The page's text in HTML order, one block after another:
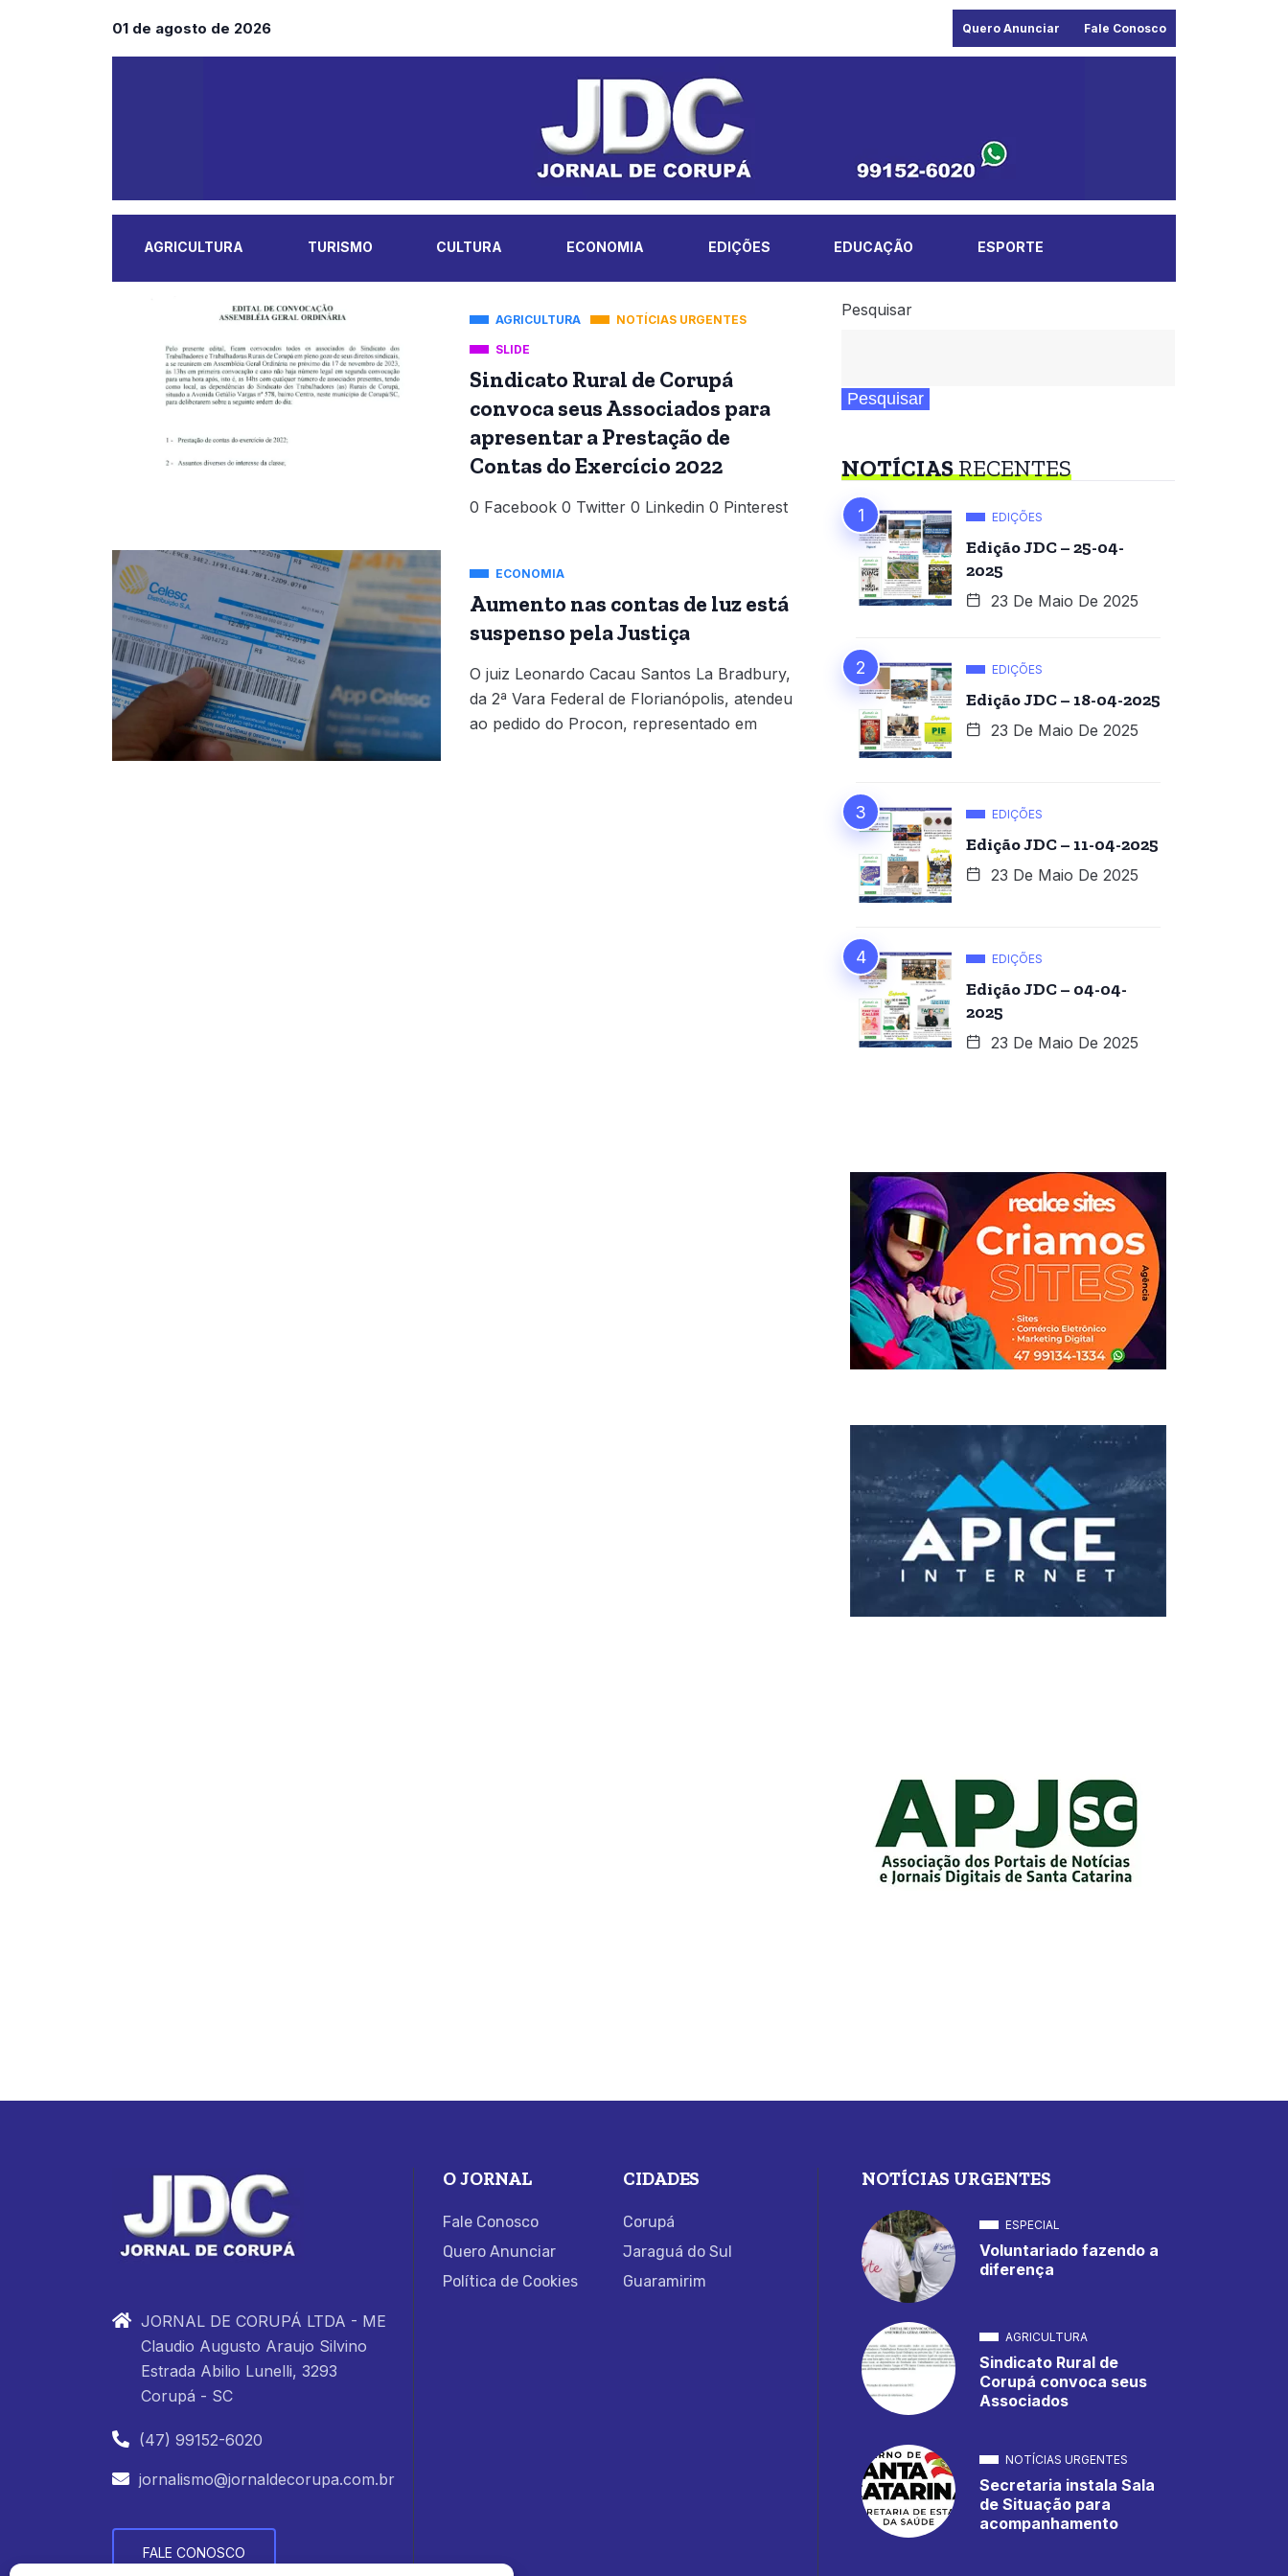
01 de agosto de 2026 Quero Anunciar Fale Conosco
AGRICULTURA TURISMO CULTURA ECONOMIA EDIÇÕES EDUCAÇÃO ESPORTE
AGRICULTURA NOTÍCIAS URGENTES
SLIDE
Sindicato Rural de Corupá
convoca seus Associados para
apresentar a Prestação de
Contas do Exercício 2022
0 Facebook 0 Twitter 0 Linkedin 0 Pinterest
ECONOMIA
Aumento nas contas de luz está
suspenso pela Justiça
O juiz Leonardo Cacau Santos La Bradbury,
da 2ª Vara Federal de Florianópolis, atendeu
ao pedido do Procon, representado em
Pesquisar
Pesquisar
NOTÍCIASRECENTES
EDIÇÕES
Edição JDC – 25-04-
2025
23 De Maio De 2025
EDIÇÕES
Edição JDC – 18-04-2025
23 De Maio De 2025
EDIÇÕES
Edição JDC – 11-04-2025
23 De Maio De 2025
EDIÇÕES
Edição JDC – 04-04-
2025
23 De Maio De 2025
JORNAL DE CORUPÁ LTDA - ME
Claudio Augusto Araujo Silvino
Estrada Abilio Lunelli, 3293
Corupá - SC
(47) 99152-6020
jornalismo@jornaldecorupa.com.br
FALE CONOSCO
O JORNAL
Fale Conosco
Quero Anunciar
Política de Cookies
CIDADES
Corupá
Jaraguá do Sul
Guaramirim
NOTÍCIAS URGENTES
ESPECIAL
Voluntariado fazendo a
diferença
AGRICULTURA
Sindicato Rural de
Corupá convoca seus
Associados
NOTÍCIAS URGENTES
Secretaria instala Sala
de Situação para
acompanhamento